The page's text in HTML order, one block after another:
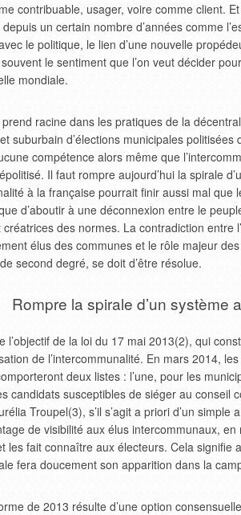
contribuable, usager, voire comme client.
un certain nombre d’années comme
le politique, le lien d’une nouvelle
le sentiment que l’on veut décider
mondiale.
racine dans les pratiques de la
suburbain d’élections municipales
compétence alors même que
Il faut rompre aujourd’hui la spirale
à la française pourrait finir aussi mal que
d’aboutir à une déconnexion entre le
des normes. La contradiction entre
élus des communes et le rôle majeur
second degré, se doit d’être résolue.
Rompre la spirale d’un système
l’objectif de la loi du 17 mai 2013(2), qui
de l’intercommunalité. En mars 2014,
deux listes : l’une, pour les
candidats susceptibles de siéger au conseil
Troupel(3), s’il s’agit a priori d’un
de visibilité aux élus intercommunaux, en
les fait connaître aux électeurs. Cela signifie
fera doucement son apparition dans la
de 2013 résulte d’une option